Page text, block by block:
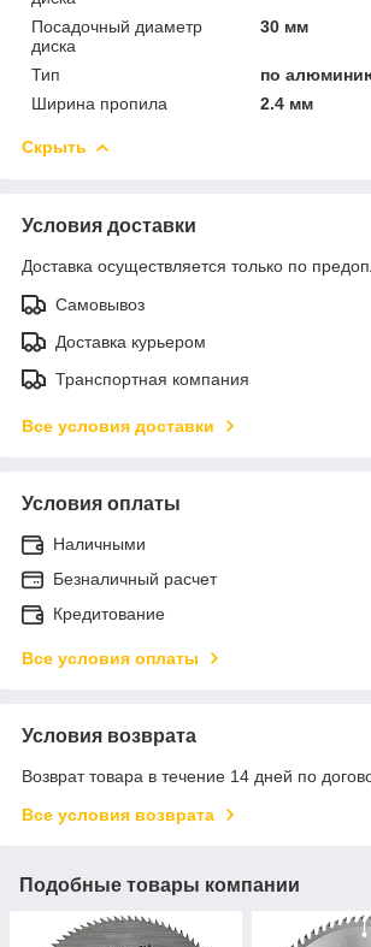
Посадочный диаметр
диска
30 мм
Тип
по
Ширина пропила
2.4 мм
Скрыть
Условия доставки
Доставка осуществляется только по
Самовывоз
Доставка курьером
Транспортная компания
Все условия доставки
Условия оплаты
Наличными
Безналичный расчет
Кредитование
Все условия оплаты
Условия возврата
Возврат товара в течение 14 дней по
Все условия возврата
Подобные товары компании